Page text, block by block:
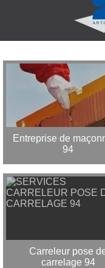
Entreprise de
94
Carreleur pose
carrelage 94